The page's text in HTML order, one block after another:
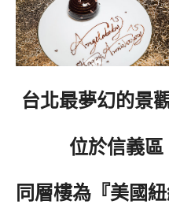
台北最夢幻的景
位於信義
同層樓為『美國